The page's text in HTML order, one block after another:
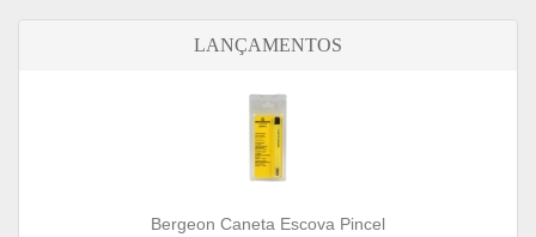
LANÇAMENTOS
Bergeon Caneta Escova Pincel